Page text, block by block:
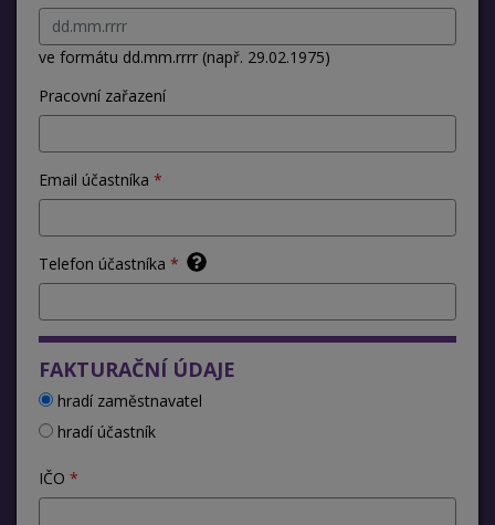
ve formátu dd.mm.rrrr (např. 29.02.1975)
Pracovní zařazení
Email účastníka
Telefon účastníka
FAKTURAČNÍ ÚDAJE
hradí zaměstnavatel
hradí účastník
IČO